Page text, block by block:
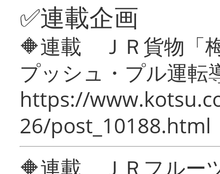
✅連載企画
🔶連載 ＪＲ貨物「
プッシュ・プル運転
https://
26/post_10188.html
🔶連載 ＪＲフルー